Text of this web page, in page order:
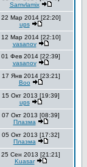
Samvlamix
22 Мар 2014 [22:20]
ups
12 Мар 2014 [22:10]
vasanov
01 Фев 2014 [22:39]
vasanov
17 Янв 2014 [23:21]
Boo
15 Окт 2013 [19:39]
ups
07 Окт 2013 [08:39]
Плазма
05 Окт 2013 [17:32]
Плазма
25 Сен 2013 [21:21]
Kuasar